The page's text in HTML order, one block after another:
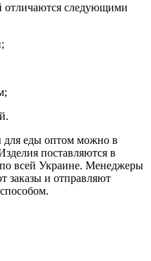
отличаются следующими
для еды оптом можно в
поставляются в
всей Украине. Менеджеры
заказы и отправляют